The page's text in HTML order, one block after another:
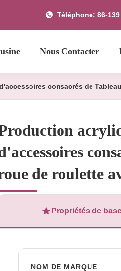
Téléphone: 86-139
Nous Contacter
consacrés de
de roulette
Propriétés de
NOM DE MARQUE